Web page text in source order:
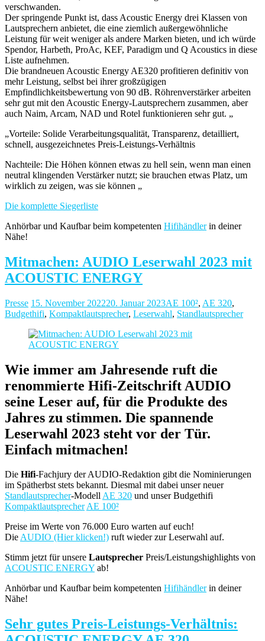
verschwanden.
Der springende Punkt ist, dass Acoustic Energy drei Klassen von
Lautsprechern anbietet, die eine ziemlich außergewöhnliche
Leistung für weit weniger als andere Marken bieten, und ich würde
Spendor, Harbeth, ProAc, KEF, Paradigm und Q Acoustics in diese
Liste aufnehmen.
Die brandneuen Acoustic Energy AE320 profitieren definitiv von
mehr Leistung, selbst bei ihrer großzügigen
Empfindlichkeitsbewertung von 90 dB. Röhrenverstärker arbeiten
sehr gut mit den Acoustic Energy-Lautsprechern zusammen, aber
auch Naim, Arcam, NAD und Rotel funktionieren sehr gut. „
„Vorteile: Solide Verarbeitungsqualität, Transparenz, detailliert,
schnell, ausgezeichnetes Preis-Leistungs-Verhältnis
Nachteile: Die Höhen können etwas zu hell sein, wenn man einen
neutral klingenden Verstärker nutzt; sie brauchen etwas Platz, um
wirklich zu zeigen, was sie können „
Die komplette Siegerliste
Anhörbar und Kaufbar beim kompetenten Hifihändlerin deiner
Nähe!
Mitmachen: AUDIO Leserwahl 2023 mit
ACOUSTIC ENERGY
Presse 15. November 202220. Januar 2023AE 100², AE 320,
Budgethifi, Kompaktlautsprecher, Leserwahl, Standlautsprecher
Wie immer am Jahresende ruft die
renommierte Hifi-Zeitschrift AUDIO
seine Leser auf, für die Produkte des
Jahres zu stimmen. Die spannende
Leserwahl 2023 steht vor der Tür.
Einfach mitmachen!
Die Hifi-Fachjury der AUDIO-Redaktion gibt die Nominierungen
im Spätherbst stets bekannt. Diesmal mit dabei unser neuer
Standlautsprecher-ModellAE 320 und unser Budgethifi
KompaktlautsprecherAE 100²
Preise im Werte von 76.000 Euro warten auf euch!
DieAUDIO (Hier klicken!) ruft wieder zur Leserwahl auf.
Stimm jetzt für unsere Lautsprecher Preis/Leistungshighlights von
ACOUSTIC ENERGY ab!
Anhörbar und Kaufbar beim kompetenten Hifihändlerin deiner
Nähe!
Sehr gutes Preis-Leistungs-Verhältnis: